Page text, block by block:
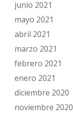
junio 2021
mayo 2021
abril 2021
marzo 2021
febrero 2021
enero 2021
diciembre 2020
noviembre 2020